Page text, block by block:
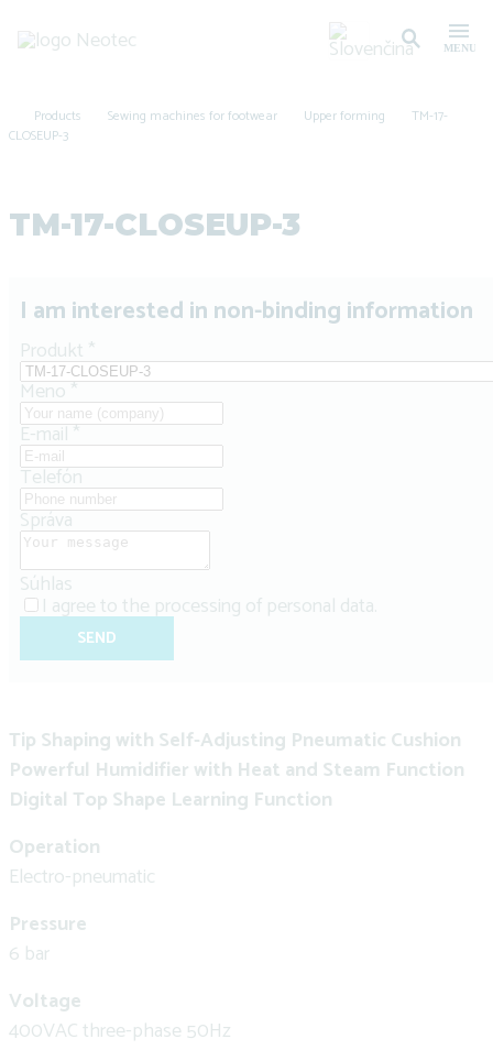
Products Sewing machines for footwear Upper forming
TM-17-
CLOSEUP-3
TM-17-CLOSEUP-3
I am interested in non-binding information
Produkt *
Meno*
E-mail*
Telefón
Správa
Súhlas
I agree to the processing of personal data
SEND
Tip Shaping with Self-Adjusting Pneumatic Cushion
Powerful Humidifier with Heat and Steam Function
Digital Top Shape Learning Function
Operation
Electro-pneumatic
Pressure
6 bar
Voltage
400VAC three-phase 50Hz